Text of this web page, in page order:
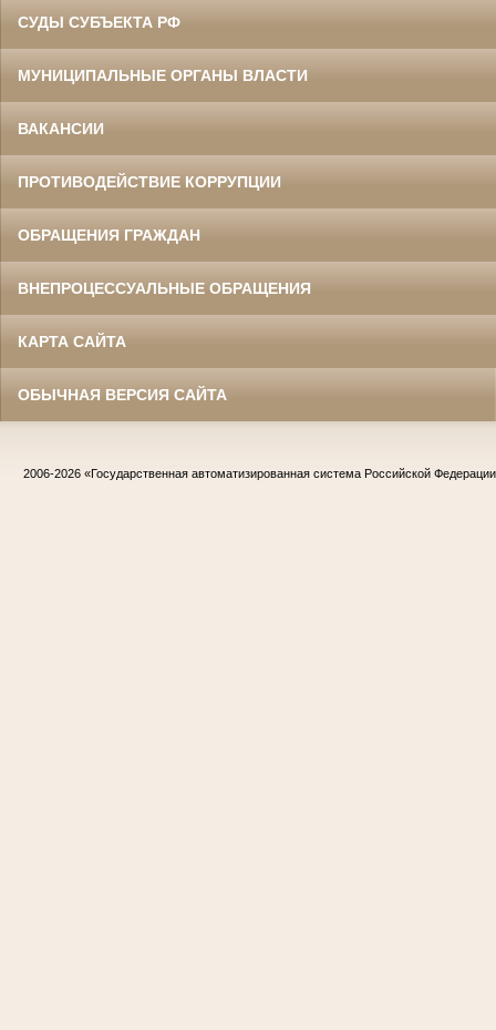
СУДЫ СУБЪЕКТА РФ
МУНИЦИПАЛЬНЫЕ ОРГАНЫ ВЛАСТИ
ВАКАНСИИ
ПРОТИВОДЕЙСТВИЕ КОРРУПЦИИ
ОБРАЩЕНИЯ ГРАЖДАН
ВНЕПРОЦЕССУАЛЬНЫЕ ОБРАЩЕНИЯ
КАРТА САЙТА
ОБЫЧНАЯ ВЕРСИЯ САЙТА
2006-2026 «Государственная автоматизированная система Российской